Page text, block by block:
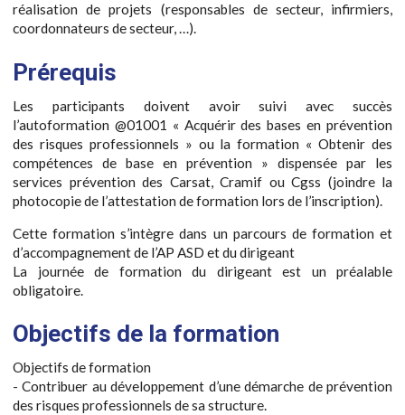
réalisation de projets (responsables de secteur, infirmiers,
coordonnateurs de secteur, …).
Prérequis
Les participants doivent avoir suivi avec succès
l’autoformation @01001 « Acquérir des bases en prévention
des risques professionnels » ou la formation « Obtenir des
compétences de base en prévention » dispensée par les
services prévention des Carsat, Cramif ou Cgss (joindre la
photocopie de l’attestation de formation lors de l’inscription).
Cette formation s’intègre dans un parcours de formation et
d’accompagnement de l’AP ASD et du dirigeant
La journée de formation du dirigeant est un préalable
obligatoire.
Objectifs de la formation
Objectifs de formation
- Contribuer au développement d’une démarche de prévention
des risques professionnels de sa structure.